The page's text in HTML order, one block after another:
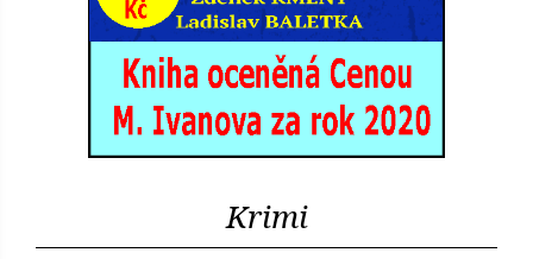
Krimi